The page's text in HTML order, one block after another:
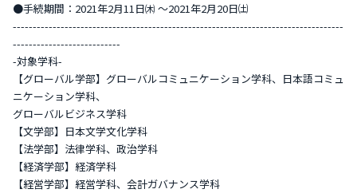
●手続期間：2021年2月11日㈭ 〜2021年2月20日㈯
-----------------------------------------------------------------------------------
---------------------------
-対象学科-
【グローバル学部】グローバルコミュニケーション学科、日本語コミュ
ニケーション学科、
グローバルビジネス学科
【文学部】日本文学文化学科
【法学部】法律学科、政治学科
【経済学部】経済学科
【経営学部】経営学科、会計ガバナンス学科